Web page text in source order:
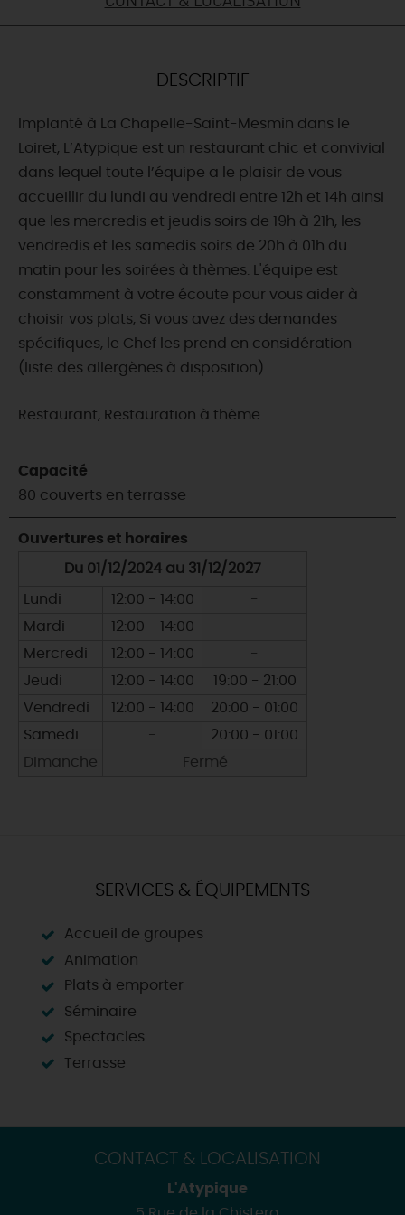
CETTE SEMAINE
TOUT L'AGENDA
DESCRIPTIF
Implanté à La Chapelle-Saint-Mesmin dans le
Loiret, L’Atypique est un restaurant chic et convivial
dans lequel toute l’équipe a le plaisir de vous
accueillir du lundi au vendredi entre 12h et 14h ainsi
que les mercredis et jeudis soirs de 19h à 21h, les
vendredis et les samedis soirs de 20h à 01h du
matin pour les soirées à thèmes. L'équipe est
constamment à votre écoute pour vous aider à
choisir vos plats, Si vous avez des demandes
spécifiques, le Chef les prend en considération
(liste des allergènes à disposition).
Restaurant, Restauration à thème
Capacité
80 couverts en terrasse
Ouvertures et horaires
Du 01/12/2024 au 31/12/2027
Lundi 12:00 - 14:00
-
Mardi
12:00 - 14:00
-
Mercredi
12:00 - 14:00
-
Jeudi
12:00 - 14:00
19:00 - 21:00
Vendredi
12:00 - 14:00
20:00 - 01:00
Samedi
-
20:00 - 01:00
Dimanche
Fermé
SERVICES & ÉQUIPEMENTS
Accueil de groupes
Animation
Plats à emporter
Séminaire
Spectacles
Terrasse
CONTACT & LOCALISATION
L'Atypique